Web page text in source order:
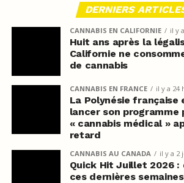
DERNIERS
CANNABIS EN CALIFORNIE il y
Huit ans après la
Californie ne
de cannabis
CANNABIS EN FRANCE il y a 24
La Polynésie française
lancer son programme
« cannabis médical »
retard
CANNABIS AU CANADA il y a 2
Quick Hit Juillet 2026 :
ces dernières semaines